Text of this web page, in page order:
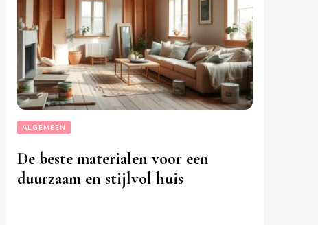
ALGEMEEN
De beste materialen voor een
duurzaam en stijlvol huis